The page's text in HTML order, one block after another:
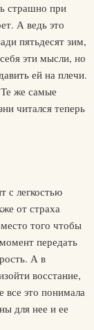
страшно при
А ведь это
пятьдесят зим,
эти мысли, но
ей на плечи.
же самые
читался теперь
с легкостью
от страха
того чтобы
передать
А в
восстание,
все это понимала
для нее и ее